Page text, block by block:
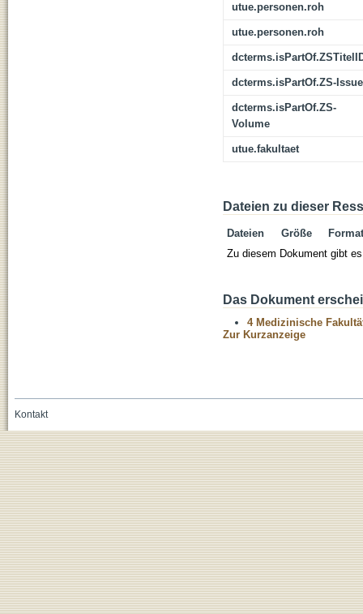
utue.personen.roh
utue.personen.roh
dcterms.isPartOf.ZS-Issue
dcterms.isPartOf.ZS-
Volume
utue.fakultaet
Dateien zu dieser
Dateien Größe
Format
Zu diesem Dokument gibt
Das Dokument
4 Medizinische
Zur Kurzanzeige
Kontakt